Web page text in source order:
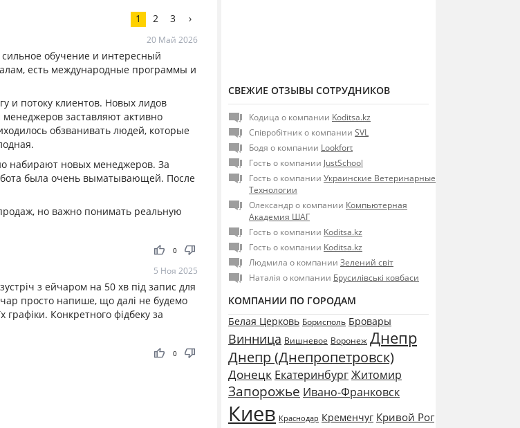
1 2 3 ›
20 Май 2026
обучение и интересный
есть международные программы и
и потоку клиентов. Новых лидов
заставляют активно
обзванивать людей, которые
набирают новых менеджеров. За
была очень выматывающей. После
но важно понимать реальную
thumb_up thumb_down
0
5 Ноя 2025
з ейчаром на 50 хв під запис для
просто напише, що далі не будемо
графіки. Конкретного фідбеку за
thumb_up thumb_down
0
СВЕЖИЕ ОТЗЫВЫ СОТРУДНИКОВ
Кодица о компании Koditsa.kz
Співробітник о компании SVL
Бодя о компании Lookfort
Гость о компании JustSchool
Гость о компании Украинские Ветеринарные
Технологии
Олександр о компании Компьютерная
Академия ШАГ
Гость о компании Koditsa.kz
Гость о компании Koditsa.kz
Людмила о компании Зелений світ
Наталія о компании Брусилівські ковбаси
КОМПАНИИ ПО ГОРОДАМ
Белая Церковь Борисполь Бровары
Винница Вишневое Воронеж Днепр
Днепр (Днепропетровск)
Донецк ЕкатеринбургЖитомир
Запорожье Ивано-Франковск
Киев Краснодар Кременчуг Кривой Рог